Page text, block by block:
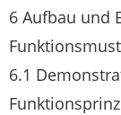
6 Aufbau und
6.1